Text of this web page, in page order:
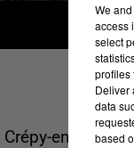
en-
We and
access
select
profiles
Deliver
data
based